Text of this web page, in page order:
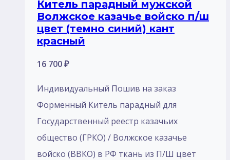
Китель парадный мужской
Волжское казачье войско п/ш
цвет (темно синий) кант
красный
16 700₽
Индивидуальный Пошив на заказ
Форменный Китель парадный для
Государственный реестр казачьих
общество (ГРКО) / Волжское казачье
войско (ВВКО) в РФ ткань из П/Ш цвет